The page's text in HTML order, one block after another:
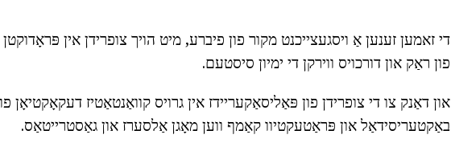
די זאמען זענען אַ ויסגעצייכנט מקור פון פיברע, מיט הויך צופרידן אין פּראָדוקטן
פון ראַק און דורכויס ווירקן די ימיון סיסטעם.
און דאַנק צו די צופרידן פון פּאַליסאַקעריידז אין גרויס קוואַנטאַטיז דעקאָקטיאָן
באַקטעריסידאַל און פּראַטעקטיוו קאַמף ווען מאָגן אַלסערז און גאַסטרייטאַס.